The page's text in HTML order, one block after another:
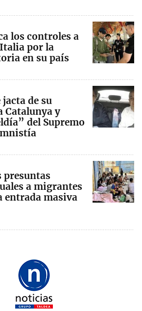
los controles a
por la
en su país
de su
Catalunya y
del Supremo
presuntas
a migrantes
entrada masiva